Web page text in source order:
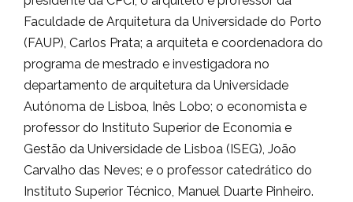
Faculdade de Arquitetura da Universidade do Porto
(FAUP), Carlos Prata; a arquiteta e coordenadora do
programa de mestrado e investigadora no
departamento de arquitetura da Universidade
Autónoma de Lisboa, Inês Lobo; o economista e
professor do Instituto Superior de Economia e
Gestão da Universidade de Lisboa (ISEG), João
Carvalho das Neves; e o professor catedrático do
Instituto Superior Técnico, Manuel Duarte Pinheiro.